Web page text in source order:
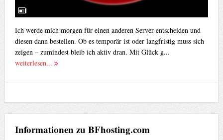
Ich werde mich morgen für einen anderen Server entscheiden und
diesen dann bestellen. Ob es temporär ist oder langfristig muss sich
zeigen – zumindest bleib ich aktiv dran. Mit Glück g...
weiterlesen...
Informationen zu BFhosting.com